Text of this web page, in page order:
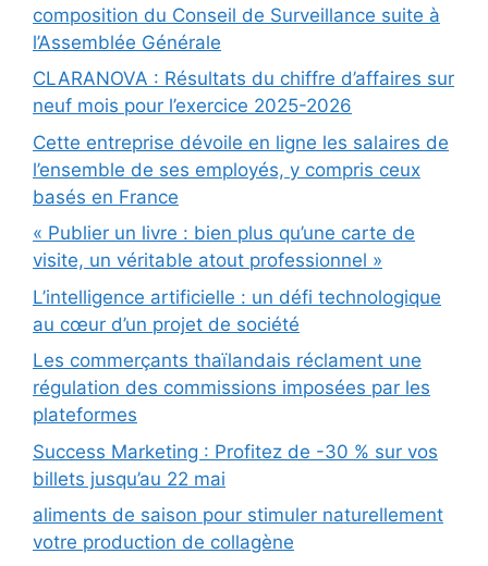
composition du Conseil de Surveillance suite à
l’Assemblée Générale
CLARANOVA : Résultats du chiffre d’affaires sur
neuf mois pour l’exercice 2025-2026
Cette entreprise dévoile en ligne les salaires de
l’ensemble de ses employés, y compris ceux
basés en France
« Publier un livre : bien plus qu’une carte de
visite, un véritable atout professionnel »
L’intelligence artificielle : un défi technologique
au cœur d’un projet de société
Les commerçants thaïlandais réclament une
régulation des commissions imposées par les
plateformes
Success Marketing : Profitez de -30 % sur vos
billets jusqu’au 22 mai
aliments de saison pour stimuler naturellement
votre production de collagène